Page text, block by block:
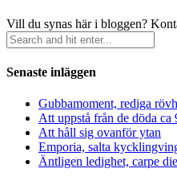
Vill du synas här i bloggen?
Senaste inläggen
Gubbamoment, rediga
Att uppstå från de döda ca
Att håll sig ovanför ytan
Emporia, salta
Äntligen ledighet, carpe